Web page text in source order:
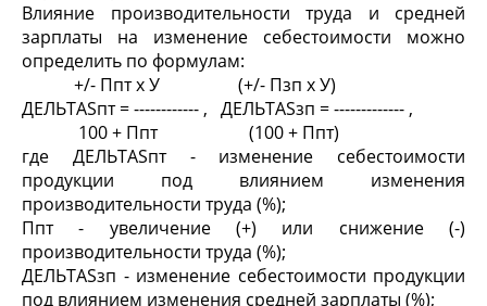
Влияние производительности труда и средней
зарплаты на изменение себестоимости можно
определить по формулам:
+/- Ппт x У (+/- Пзп x У)
ДЕЛЬТАSпт = ------------ , ДЕЛЬТАSзп = ------------- ,
100 + Ппт (100 + Ппт)
где ДЕЛЬТАSпт - изменение себестоимости
продукции под влиянием изменения
производительности труда (%);
Ппт - увеличение (+) или снижение (-)
производительности труда (%);
ДЕЛЬТАSзп - изменение себестоимости продукции
под влиянием изменения средней зарплаты (%);